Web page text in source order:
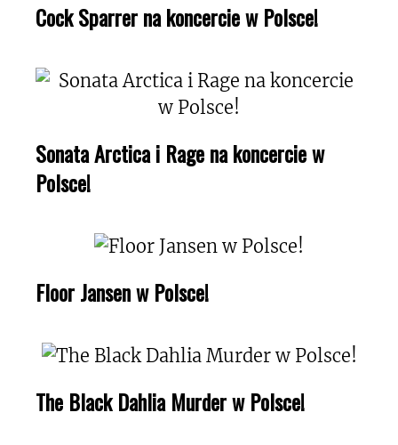
Cock Sparrer na koncercie w Polsce!
Sonata Arctica i Rage na koncercie w
Polsce!
Floor Jansen w Polsce!
The Black Dahlia Murder w Polsce!